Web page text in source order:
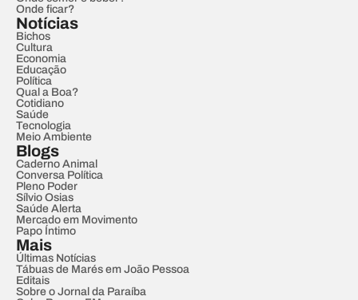
Onde ficar?
Notícias
Bichos
Cultura
Economia
Educação
Política
Qual a Boa?
Cotidiano
Saúde
Tecnologia
Meio Ambiente
Blogs
Caderno Animal
Conversa Política
Pleno Poder
Sílvio Osias
Saúde Alerta
Mercado em Movimento
Papo Íntimo
Mais
Últimas Notícias
Tábuas de Marés em João Pessoa
Editais
Sobre o Jornal da Paraíba